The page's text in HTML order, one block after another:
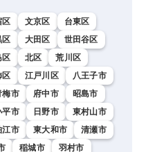
区 文京区
台東区
区 大田区
世田谷区
区 北区
荒川区
区 江戸川区
八王子市
梅市 府中市
昭島市
平市 日野市
東村山市
江市 東大和市
清瀬市
稲城市 羽村市